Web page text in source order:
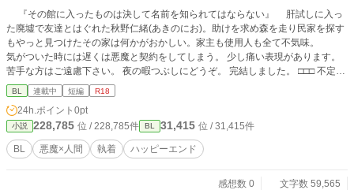
『その館に入ったものは決して名前を知られてはならない』 肝試しに入っ
た廃墟で友達とはぐれた秋野仁緒(あきのにお)。助けを求め森を走り民家を探す
もやっと見つけたその家は何かがおかしい。家主も使用人も全て不気味。
気がついた時には遅くは悪魔と契約をしてしまう。 少し痛い表現があります。
苦手な方はご遠慮下さい。 夜の暇つぶしにどうぞ。 完結しました。 □□□ 不定期
更新です。 修正しながら書きます。ご迷惑をおかけしますがすみません。
BL 連載中 短編 R18
24h.ポイント 0pt
小説 228,785 位 / 228,785件 BL 31,415 位 / 31,415件
BL 悪魔×人間 執着 ハッピーエンド
感想数 0 文字数 59,565